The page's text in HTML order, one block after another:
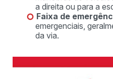
a direita ou para a
Faixa de
emergenciais,
da via.